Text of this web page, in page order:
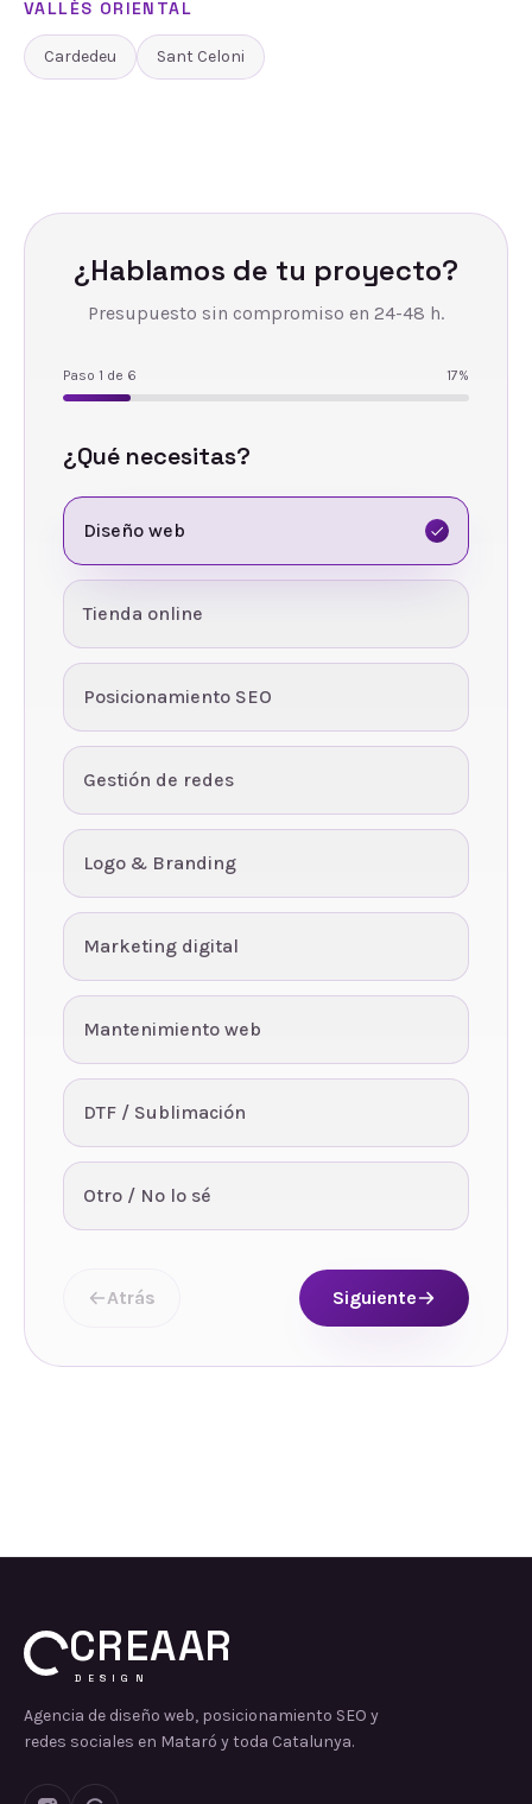
VALLÈS ORIENTAL
Cardedeu Sant Celoni
¿Hablamos de tu proyecto?
Presupuesto sin compromiso en 24-48 h.
Paso 1 de 6 17%
¿Qué necesitas?
Diseño web
Tienda online
Posicionamiento SEO
Gestión de redes
Logo & Branding
Marketing digital
Mantenimiento web
DTF / Sublimación
Otro / No lo sé
Atrás Siguiente
CREAAR
DESIGN
Agencia de diseño web, posicionamiento SEO y
redes sociales en Mataró y toda Catalunya.